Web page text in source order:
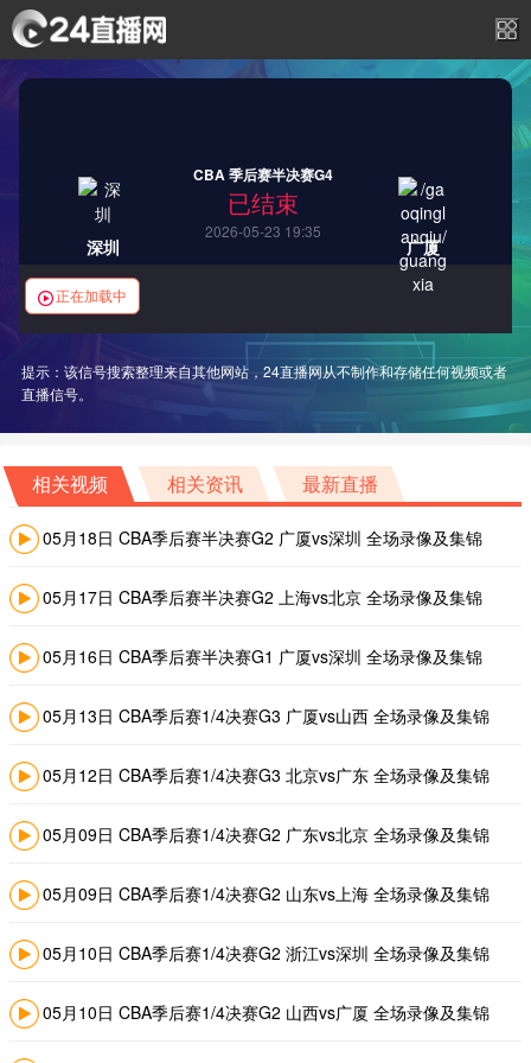
深圳
CBA 季后赛半决赛G4
已结束
2026-05-23 19:35
广厦
正在加载中
提示：该信号搜索整理来自其他网站，24直播网从不制作和存储任何视频或者
直播信号。
相关视频 相关资讯 最新直播
05月18日 CBA季后赛半决赛G2 广厦vs深圳 全场录像及集锦
05月17日 CBA季后赛半决赛G2 上海vs北京 全场录像及集锦
05月16日 CBA季后赛半决赛G1 广厦vs深圳 全场录像及集锦
05月13日 CBA季后赛1/4决赛G3 广厦vs山西 全场录像及集锦
05月12日 CBA季后赛1/4决赛G3 北京vs广东 全场录像及集锦
05月09日 CBA季后赛1/4决赛G2 广东vs北京 全场录像及集锦
05月09日 CBA季后赛1/4决赛G2 山东vs上海 全场录像及集锦
05月10日 CBA季后赛1/4决赛G2 浙江vs深圳 全场录像及集锦
05月10日 CBA季后赛1/4决赛G2 山西vs广厦 全场录像及集锦